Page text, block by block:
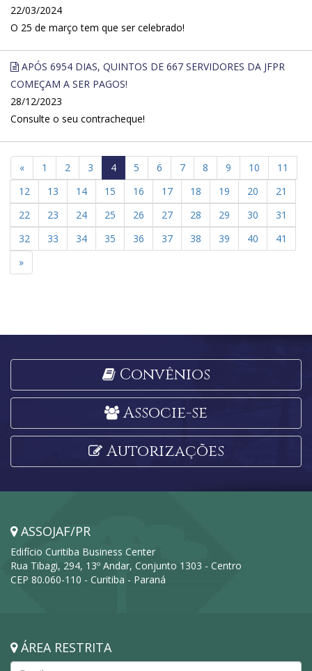
22/03/2024
O 25 de março tem que ser celebrado!
APÓS 6954 DIAS, QUINTOS DE 667 SERVIDORES DA JFPR
COMEÇAM A SER PAGOS!
28/12/2023
Consulte o seu contracheque!
« 1 2 3 4 5 6 7 8 9 10
11
12
13 14 15 16 17 18 19 20
21
22
23 24 25 26 27 28 29 30
31
32
33 34 35 36 37 38 39 40
41
»
Convênios
Associe-se
Autorizações
ASSOJAF/PR
Edifício Curitiba Business Center
Rua Tibagi, 294, 13º Andar, Conjunto 1303 - Centro
CEP 80.060-110 - Curitiba - Paraná
ÁREA RESTRITA